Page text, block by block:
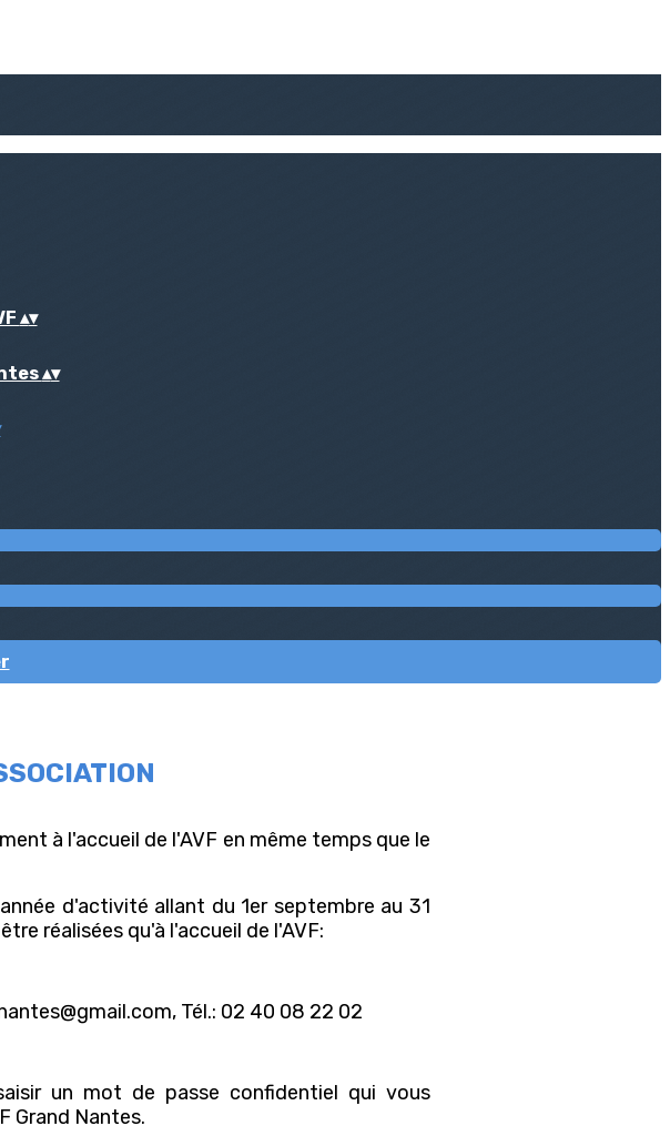
▴▾
▴▾
à l'accueil de l'AVF en même temps que le
d'activité allant du 1er septembre au 31
réalisées qu'à l'accueil de l'AVF:
Tél.: 02 40 08 22 02
un mot de passe confidentiel qui vous
Grand Nantes.